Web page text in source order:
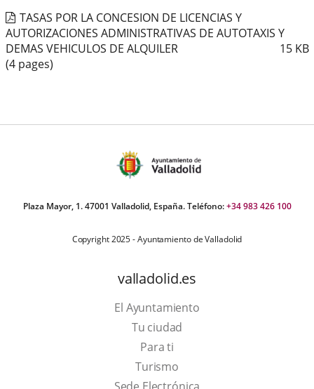
TASAS POR LA CONCESION DE LICENCIAS Y
AUTORIZACIONES ADMINISTRATIVAS DE AUTOTAXIS Y
DEMAS VEHICULOS DE ALQUILER
15 KB
(4 pages)
Plaza Mayor, 1. 47001 Valladolid, España. Teléfono:+34 983 426 100
Copyright 2025 - Ayuntamiento de Valladolid
valladolid.es
El Ayuntamiento
Tu ciudad
Para ti
TurismoThis
link